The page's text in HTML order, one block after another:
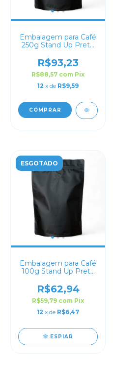
Embalagem para Café
250g Stand Up Preto
R$93,23
R$88,57 com Pix
12 x de R$9,59
COMPRAR
ESGOTADO
Embalagem para Café
100g Stand Up Preto
R$62,94
R$59,79 com Pix
12 x de R$6,47
ESPIAR